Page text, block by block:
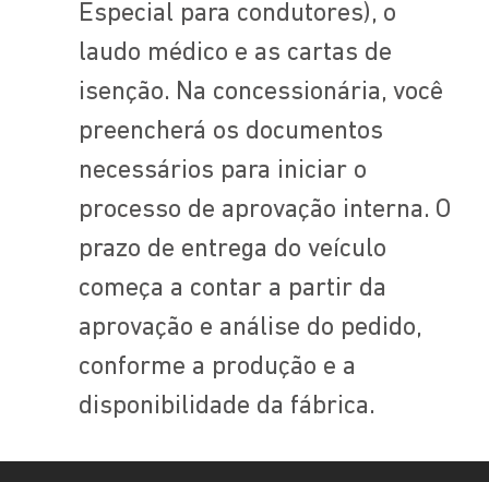
Especial para condutores), o
laudo médico e as cartas de
isenção. Na concessionária, você
preencherá os documentos
necessários para iniciar o
processo de aprovação interna. O
prazo de entrega do veículo
começa a contar a partir da
aprovação e análise do pedido,
conforme a produção e a
disponibilidade da fábrica.